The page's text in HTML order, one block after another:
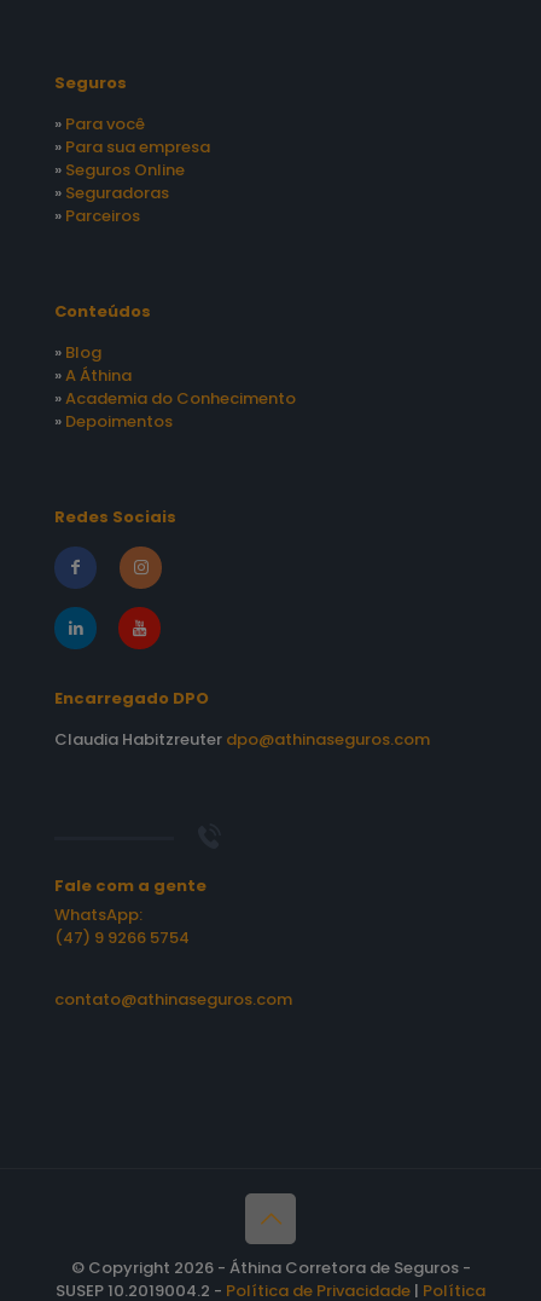
Seguros
» Para você
» Para sua empresa
» Seguros Online
» Seguradoras
» Parceiros
Conteúdos
» Blog
»A Áthina
»Academia do Conhecimento
» Depoimentos
Redes Sociais
Encarregado DPO
Claudia Habitzreuter dpo@athinaseguros.com
Fale com a gente
WhatsApp:
(47) 9 9266 5754
contato@athinaseguros.com
© Copyright 2026 - Áthina Corretora de Seguros -
SUSEP 10.2019004.2 - Política de Privacidade | Política